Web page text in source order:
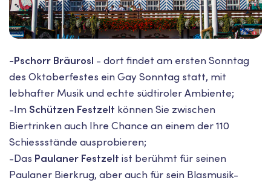
-Pschorr Bräurosl - dort findet am ersten Sonntag
des Oktoberfestes ein Gay Sonntag statt, mit
lebhafter Musik und echte südtiroler Ambiente;
-Im Schützen Festzelt können Sie zwischen
Biertrinken auch Ihre Chance an einem der 110
Schiessstände ausprobieren;
-Das Paulaner Festzelt ist berühmt für seinen
Paulaner Bierkrug, aber auch für sein Blasmusik-